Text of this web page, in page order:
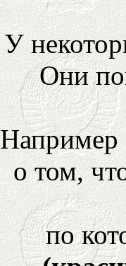
У
Они
Например
о том,
по